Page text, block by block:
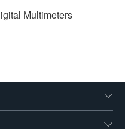
Multimeters